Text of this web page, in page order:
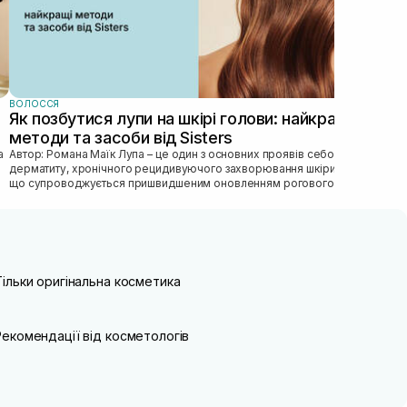
ВОЛОССЯ
Як позбутися лупи на шкірі голови: найкращі
методи та засоби від Sisters
Автор: Романа Маїк Лупа – це один з основних проявів себорейного
дерматиту, хронічного рецидивуючого захворювання шкіри голови,
що супроводжується пришвидшеним оновленням рогового
оригінальна косметика
від косметологів